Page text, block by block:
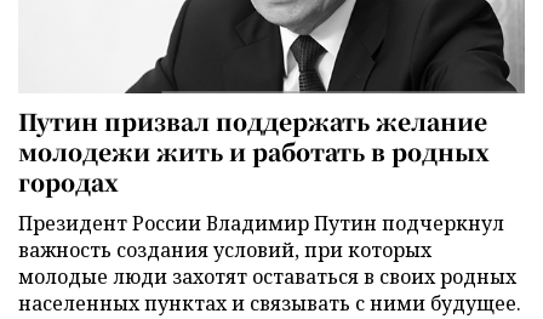
Путин призвал поддержать желание
молодежи жить и работать в родных
городах
Президент России Владимир Путин подчеркнул
важность создания условий, при которых
молодые люди захотят оставаться в своих родных
населенных пунктах и связывать с ними будущее.